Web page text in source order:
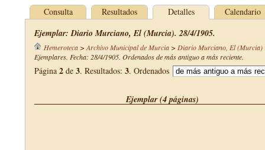
Consulta Resultados Detalles Calendario
Ejemplar: Diario Murciano, El (Murcia). 28/4/1905.
Hemeroteca> Archivo Municipal de Murcia> Diario Murciano, El (Murcia)
Ejemplares. Fecha: 28/4/1905. Ordenados de más antiguo a más reciente.
Página 2 de 3. Resultados: 3. Ordenados
Ejemplar (4 páginas)